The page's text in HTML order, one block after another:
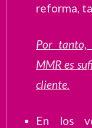
reforma,
Por tanto,
MMR es
cliente.
En los